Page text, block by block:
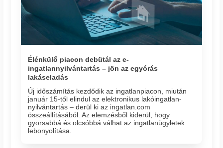
Élénkülő piacon debütál az e-
ingatlannyilvántartás – jön az egyórás
lakáseladás
Új időszámítás kezdődik az ingatlanpiacon, miután
január 15-től elindul az elektronikus lakóingatlan-
nyilvántartás – derül ki az ingatlan.com
összeállításából. Az elemzésből kiderül, hogy
gyorsabbá és olcsóbbá válhat az ingatlanügyletek
lebonyolítása.